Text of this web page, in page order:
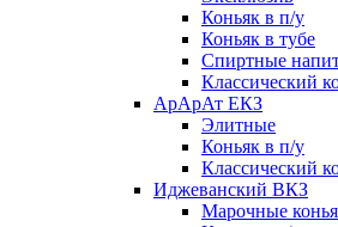
Коньяк в п/у
Коньяк в тубе
Спиртные
Классический
АрАрАт ЕКЗ
Элитные
Коньяк в п/у
Классический
Иджеванский ВКЗ
Марочные